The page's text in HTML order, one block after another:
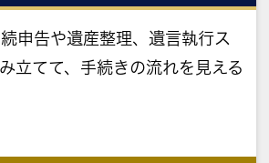
申告や遺産整理、遺言執行ス
立てて、手続きの流れを見える